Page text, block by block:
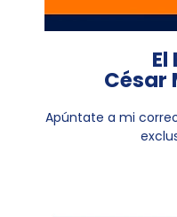
César
Apúntate a mi